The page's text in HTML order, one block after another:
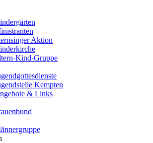
Aktion
Kind-Gruppe
Kempten
& Links